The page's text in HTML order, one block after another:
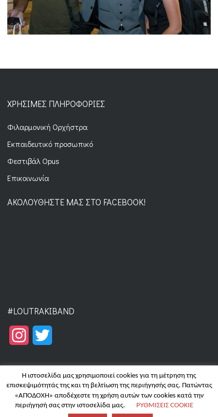
ΧΡΉΣΙΜΕΣ ΠΛΗΡΟΦΟΡΊΕΣ
Φιλαρμονική Ορχήστρα
Εκπαιδευτικό προσωπικό
Φεστιβάλ Opus
Επικοινωνία
ΑΚΟΛΟΥΘΉΣΤΕ ΜΑΣ ΣΤΟ FACEBOOK!
#LOUTRAKIBAND
Instagram
Copyright © 2025 | Filarmoniki Loutrakiou - Hosting byFocus on
Η ιστοσελίδα μας χρησιμοποιεί cookies για τη μέτρηση της
επισκεψιμότητάς της και τη βελτίωση της περιήγησής σας. Πατώντας
«ΑΠΟΔΟΧΗ» αποδέχεστε τη χρήση αυτών των cookies κατά την
περιήγησή σας στην ιστοσελίδα μας.
ΡΥΘΜΙΣΕΙΣ COOKIE